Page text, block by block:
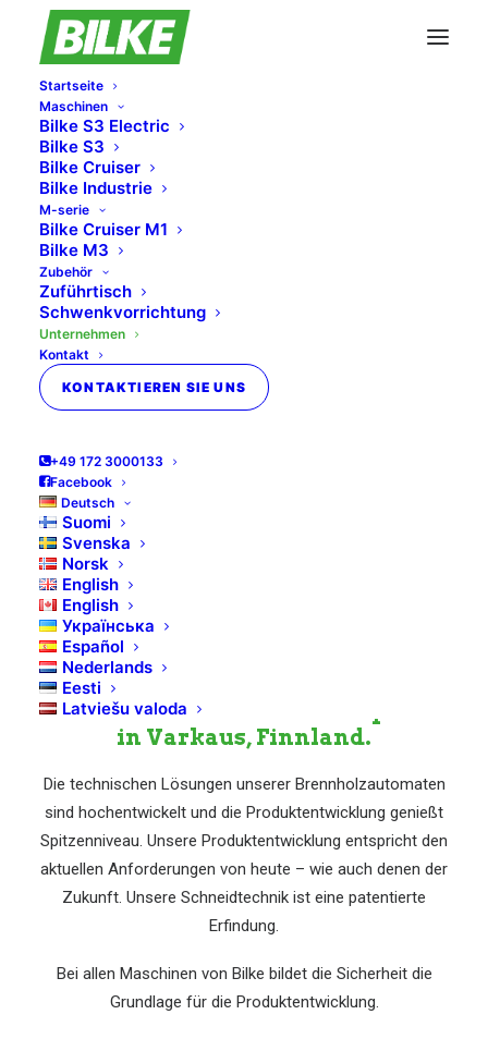
Startseite
Maschinen
Bilke S3 Electric
Bilke S3
Bilke Cruiser
Bilke Industrie
M-serie
Bilke Cruiser M1
Bilke M3
Zubehör
Zuführtisch
Schwenkvorrichtung
Unternehmen
Kontakt
KONTAKTIEREN SIE UNS
+49 172 3000133
Facebook
Deutsch
Suomi
Svenska
Norsk
English
English
Українська
Español
Nederlands
Eesti
Latviešu valoda
Brennholz einfach und
Lehtoniemen Metalli Oy ist ein
1983 gegründetes Unternehmen
der Metallbranche mit Hauptsitz
in Varkaus, Finnland.
Die technischen Lösungen unserer Brennholzautomaten
sind hochentwickelt und die Produktentwicklung genießt
Spitzenniveau. Unsere Produktentwicklung entspricht den
aktuellen Anforderungen von heute – wie auch denen der
Zukunft. Unsere Schneidtechnik ist eine patentierte
Erfindung.
Bei allen Maschinen von Bilke bildet die Sicherheit die
Grundlage für die Produktentwicklung.